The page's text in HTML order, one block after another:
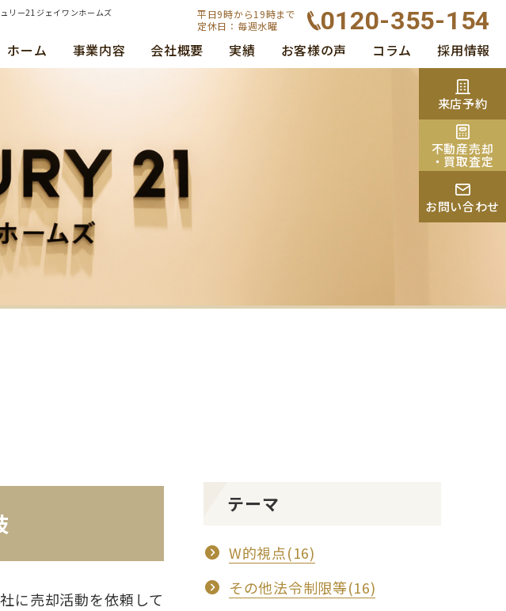
リー21ジェイワンホームズ
平日9時から19時まで
定休日：毎週水曜
0120-355-154
ホーム 事業内容 会社概要 実績 お客様の声 コラム 採用情報
来店予約
不動産売却
・買取査定
お問い合わせ
に売却活動を依頼して
テーマ
W的視点(16)
その他法令制限等(16)